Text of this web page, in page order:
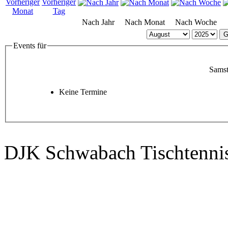
Nach Jahr Nach Monat Nach Woche
Events für
Keine Termine
DJK Schwabach